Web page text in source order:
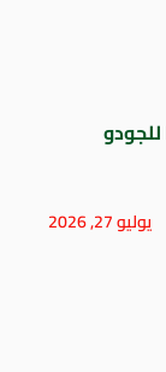
يوليو 27, 2026